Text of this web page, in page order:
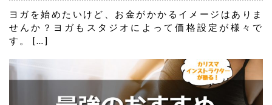
ヨガを始めたいけど、お金がかかるイメージはありま
せんか？ヨガもスタジオによって価格設定が様々で
す。 […]